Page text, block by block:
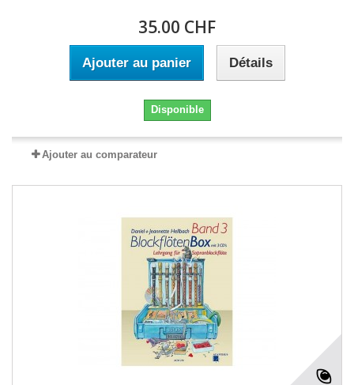
35.00 CHF
Ajouter au panier Détails
Disponible
Ajouter au comparateur